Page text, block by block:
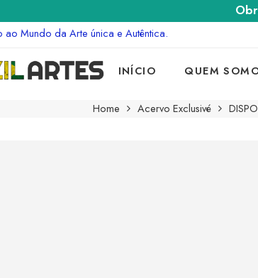
ao Mundo da Arte única e Autêntica.
INÍCIO QUEM
Home Acervo Exclusivé